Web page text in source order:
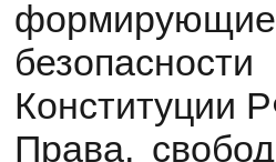
формирующие
Конституции
Права,